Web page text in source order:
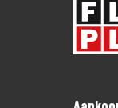
- Geen
- 3